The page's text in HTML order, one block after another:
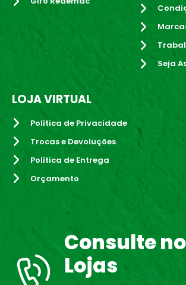
Seja
LOJA VIRTUAL
Política de Privacidade
Trocas e Devoluções
Política de Entrega
Orçamento
Consulte
Lojas